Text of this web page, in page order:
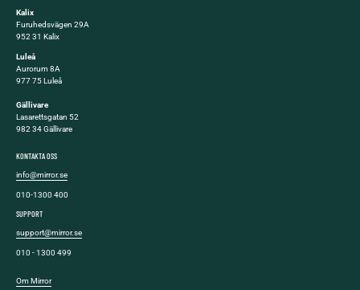
Kalix
Furuhedsvägen 29A
952 31 Kalix
Luleå
Aurorum 8A
977 75 Luleå
Gällivare
Lasarettsgatan 52
982 34 Gällivare
KONTAKTA OSS
info@mirror.se
010-1300 400
SUPPORT
support@mirror.se
010 - 1300 499
Om Mirror